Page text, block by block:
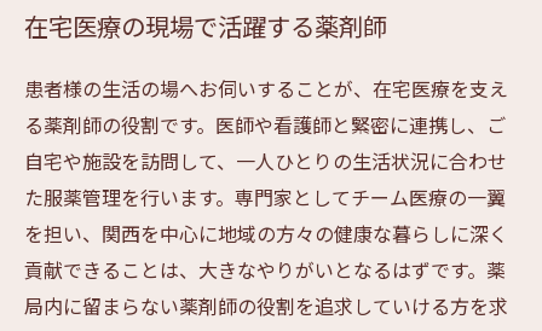
在宅医療の現場で活躍する薬剤師
患者様の生活の場へお伺いすることが、在宅医療を支え
る薬剤師の役割です。医師や看護師と緊密に連携し、ご
自宅や施設を訪問して、一人ひとりの生活状況に合わせ
た服薬管理を行います。専門家としてチーム医療の一翼
を担い、関西を中心に地域の方々の健康な暮らしに深く
貢献できることは、大きなやりがいとなるはずです。薬
局内に留まらない薬剤師の役割を追求していける方を求